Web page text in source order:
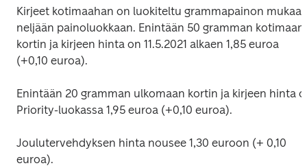
Kirjeet kotimaahan on luokiteltu grammapainon
neljään painoluokkaan. Enintään 50 gramman kotimaan
kortin ja kirjeen hinta on 11.5.2021 alkaen 1,85 euroa
(+0,10 euroa).
Enintään 20 gramman ulkomaan kortin ja kirjeen hinta
Joulutervehdyksen hinta nousee 1,30 euroon (+ 0,10